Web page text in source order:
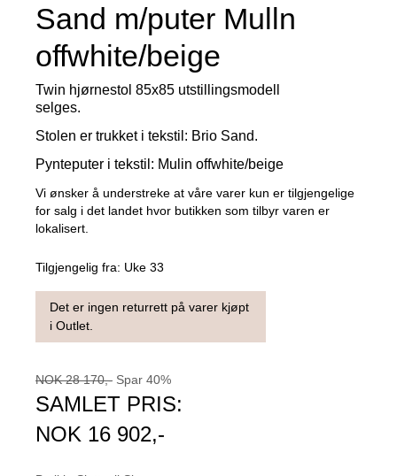
Sand m/puter Mulln
offwhite/beige
Twin hjørnestol 85x85 utstillingsmodell
selges.
Stolen er trukket i tekstil: Brio Sand.
Pynteputer i tekstil: Mulin offwhite/beige
Vi ønsker å understreke at våre varer kun er tilgjengelige
for salg i det landet hvor butikken som tilbyr varen er
lokalisert.
Tilgjengelig fra: Uke 33
Det er ingen returrett på varer kjøpt
i Outlet.
NOK 28 170,- Spar 40%
SAMLET PRIS:
NOK 16 902,-